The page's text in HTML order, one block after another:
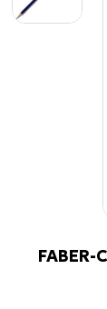
FABER-